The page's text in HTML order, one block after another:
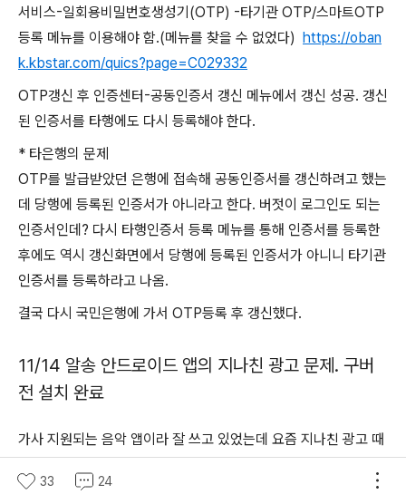
서비스-일회용비밀번호생성기(OTP) -타기관 OTP/스마트OTP
등록 메뉴를 이용해야 함.(메뉴를 찾을 수 없었다) https://oban
k.kbstar.com/quics?page=C029332
OTP갱신 후 인증센터-공동인증서 갱신 메뉴에서 갱신 성공. 갱신
된 인증서를 타행에도 다시 등록해야 한다.
* 타은행의 문제
OTP를 발급받았던 은행에 접속해 공동인증서를 갱신하려고 했는
데 당행에 등록된 인증서가 아니라고 한다. 버젓이 로그인도 되는
인증서인데? 다시 타행인증서 등록 메뉴를 통해 인증서를 등록한
후에도 역시 갱신화면에서 당행에 등록된 인증서가 아니니 타기관
인증서를 등록하라고 나옴.
결국 다시 국민은행에 가서 OTP등록 후 갱신했다.
11/14 알송 안드로이드 앱의 지나친 광고 문제. 구버
전 설치 완료
가사 지원되는 음악 앱이라 잘 쓰고 있었는데 요즘 지나친 광고 때
일까지.
33 24